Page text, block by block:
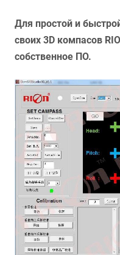
Для простой и
своих 3D компасов
собственное ПО.